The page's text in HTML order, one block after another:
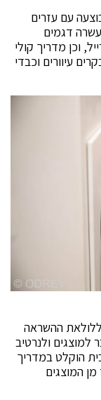
עם עזרים
עשרה דגמים
וכן מדריך קולי
עיוורים וכבדי
ההשראה
ולנרטיב
הוקלט במדריך
המוצגים